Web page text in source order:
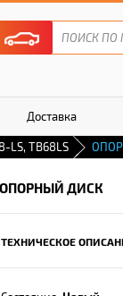
Доставка
LS, TB68LS
ОПОРНЫЙ ДИСК
ТЕХНИЧЕСКОЕ